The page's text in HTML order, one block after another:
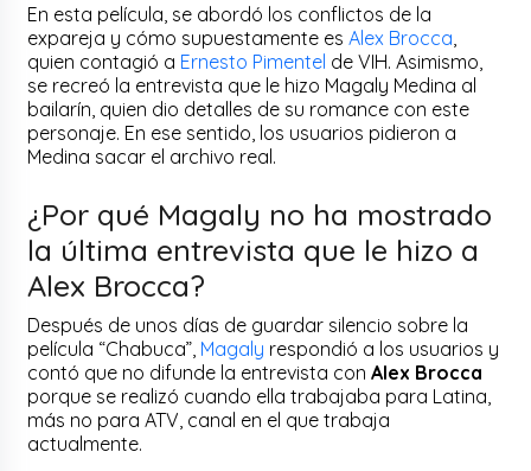
En esta película, se abordó los conflictos de la
expareja y cómo supuestamente esAlex Brocca
quien contagió a Ernesto Pimentel de VIH. Asimismo,
se recreó la entrevista que le hizo Magaly Medina al
bailarín, quien dio detalles de su romance con este
personaje. En ese sentido, los usuarios pidieron a
Medina sacar el archivo real.
¿Por qué Magaly no ha mostrado
la última entrevista que le hizo a
Alex Brocca?
Después de unos días de guardar silencio sobre la
película “Chabuca”, Magaly respondió a los usuarios y
contó que no difunde la entrevista con Alex Brocca
porque se realizó cuando ella trabajaba para Latina,
más no para ATV, canal en el que trabaja
actualmente.